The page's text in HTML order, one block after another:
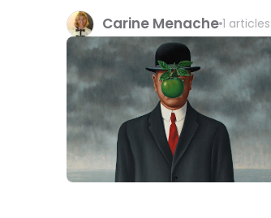
Carine Menache 1 articles